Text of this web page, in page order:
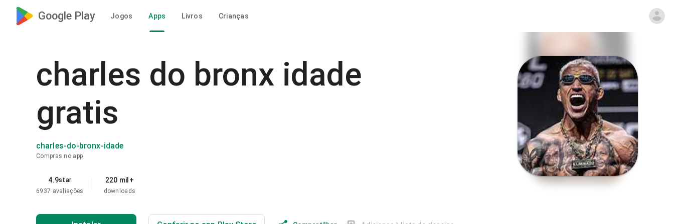
Google Play Jogos Apps Livros Crianças
charles do bronx idade
gratis
charles-do-bronx-idade
Compras no app
4.9star
6937 avaliações
220 mil+
downloads